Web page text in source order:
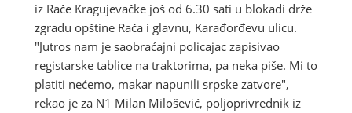
iz Rače Kragujevačke još od 6.30 sati u blokadi drže
zgradu opštine Rača i glavnu, Karađorđevu ulicu.
"Jutros nam je saobraćajni policajac zapisivao
registarske tablice na traktorima, pa neka piše. Mi to
platiti nećemo, makar napunili srpske zatvore",
rekao je za N1 Milan Milošević, poljoprivrednik iz